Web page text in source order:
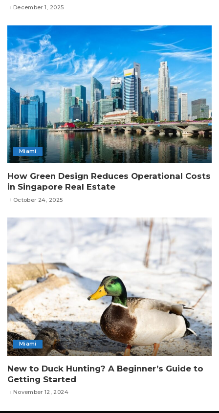
December 1, 2025
Miami
How Green Design Reduces Operational Costs
in Singapore Real Estate
October 24, 2025
Miami
New to Duck Hunting? A Beginner’s Guide to
Getting Started
November 12, 2024